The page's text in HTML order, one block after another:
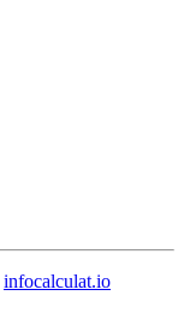
infocalculat.io